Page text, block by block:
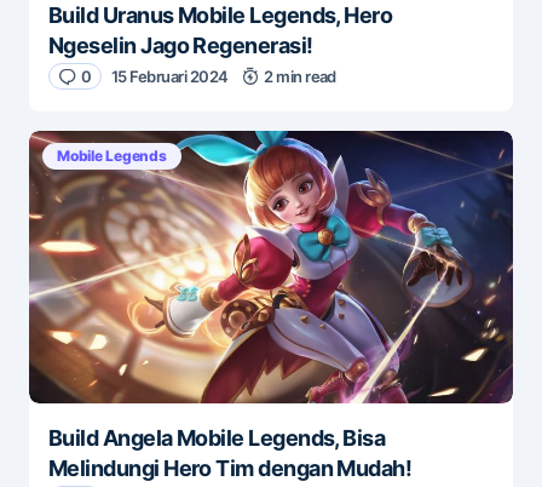
Build Uranus Mobile Legends, Hero
Ngeselin Jago Regenerasi!
0 15 Februari 2024 2 min read
Mobile Legends
Build Angela Mobile Legends, Bisa
Melindungi Hero Tim dengan Mudah!